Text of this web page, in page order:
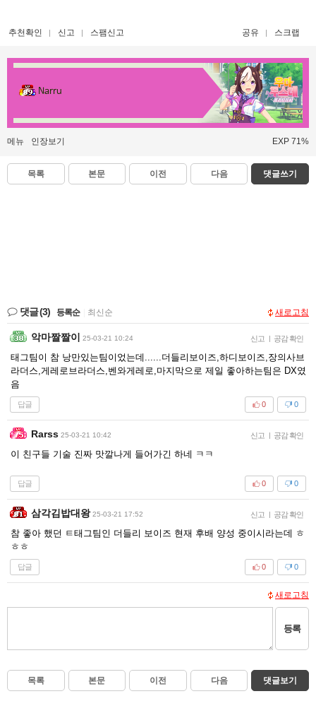
추천확인 신고 스팸신고 공유 스크랩
Narru
메뉴 인장보기 EXP 71%
목록 본문 이전 다음 댓글쓰기
댓글(3) 등록순 최신순 새로고침
악마짤짤이 25-03-21 10:24 신고 | 공감 확인
태그팀이 참 낭만있는팀이었는데......더들리보이즈,하디보이즈,장의사브
라더스,게레로브라더스,벤와게레로,마지막으로 제일 좋아하는팀은 DX였
음
답글 0
0
Rarss 25-03-21 10:42 신고 | 공감 확인
이 친구들 기술 진짜 맛깔나게 들어가긴 하네 ㅋㅋ
답글 0
0
삼각김밥대왕 25-03-21 17:52 신고 | 공감 확인
참 좋아 했던 ㅌ태그팀인 더들리 보이즈 현재 후배 양성 중이시라는데 ㅎ
ㅎㅎ
답글 0
0
새로고침
등록
목록 본문 이전 다음 댓글보기